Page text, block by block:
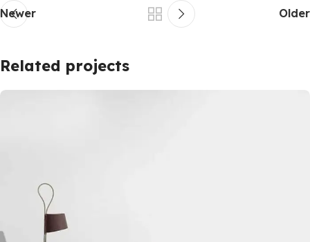
Newer Older
Related projects